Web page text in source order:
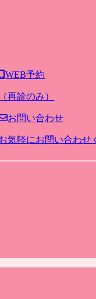
WEB予約
（再診のみ）
お問い合わせ
気軽にお問い合わせ